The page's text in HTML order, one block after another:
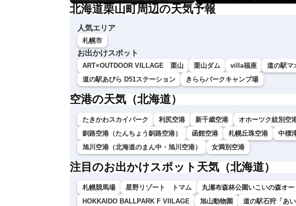
北海道栗山町周辺の天気予報
人気エリア
札幌市
お出かけスポット
ART×OUTDOOR VILLAGE 栗山 栗山ダム villa福座
道の駅マ
道の駅あびら D51ステーション
きららパークキャンプ場
空港の天気（北海道）
たきかわスカイパーク 利尻空港 新千歳空港 オホーツク紋別空
釧路空港（たんちょう釧路空港）
函館空港 札幌丘珠空港 中標
旭川空港（北海道のまん中・旭川空港）
女満別空港
注目のお出かけスポット天気（北海道）
札幌競馬場 星野リゾート トマム
丸瀬布森林公園いこいの森オ
HOKKAIDO BALLPARK F VIILAGE
旭山動物園 道の駅石狩「あい